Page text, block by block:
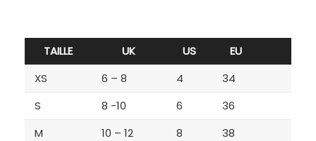
TAILLE UK US
EU
XS
6 – 8 4
34
S
8 -10 6
36
M
10 – 12 8
38